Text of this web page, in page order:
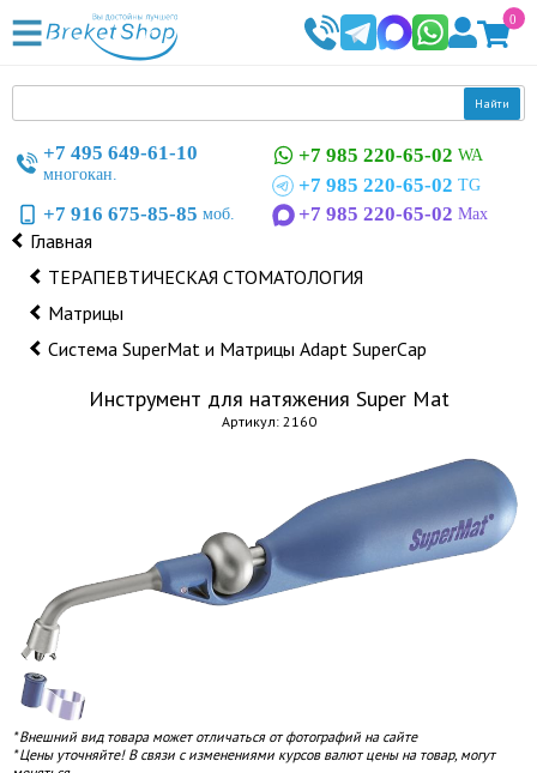
0
Найти
+7 495 649-61-10
многокан.
+7 916 675-85-85 моб.
+7 985 220-65-02 WA
+7 985 220-65-02 TG
+7 985 220-65-02 Max
Главная
ТЕРАПЕВТИЧЕСКАЯ СТОМАТОЛОГИЯ
Матрицы
Система SuperMat и Матрицы Adapt SuperCap
Инструмент для натяжения Super Mat
Артикул: 2160
* Внешний вид товара может отличаться от фотографий на сайте
* Цены уточняйте! В связи с изменениями курсов валют цены на товар, могут